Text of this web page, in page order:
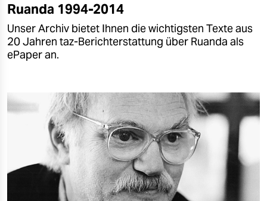
Ruanda 1994-2014
Unser Archiv bietet Ihnen die wichtigsten Texte aus
20 Jahren taz-Berichterstattung über Ruanda als
ePaper an.